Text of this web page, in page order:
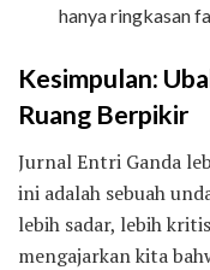
hanya ringkasan
Kesimpulan:
Ruang Berpikir
Jurnal Entri Ganda
ini adalah sebuah
lebih sadar, lebih
mengajarkan kita